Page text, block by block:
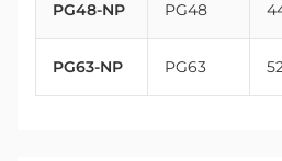
PG48-NP PG48
PG63-NP PG63